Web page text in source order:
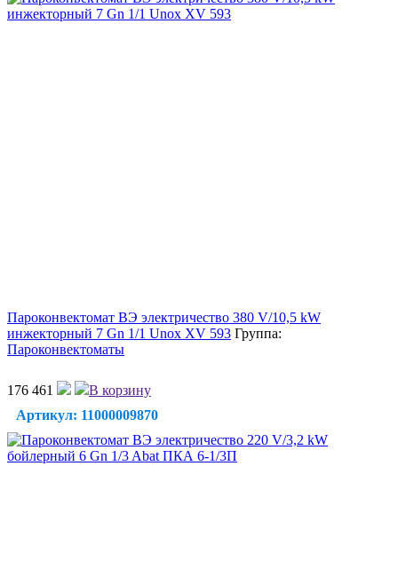
Пароконвектомат ВЭ электричество 380 V/10,5 kW
инжекторный 7 Gn 1/1 Unox XV 593 Группа:
Пароконвектоматы
176 461
В корзину
Артикул: 11000009870